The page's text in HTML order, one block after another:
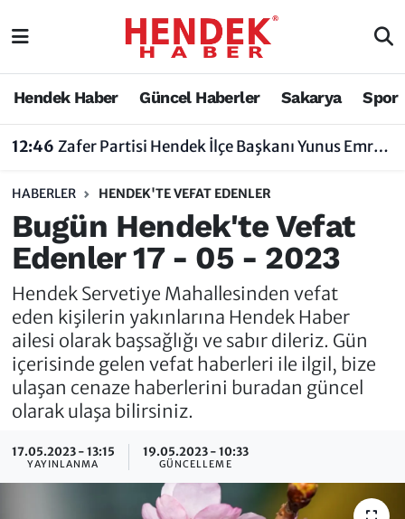
Hendek Haber Güncel Haberler Sakarya Spor
12:46 Zafer Partisi Hendek İlçe Başkanı Yunus Emre Uzun'dan Tartışma Yaratan Açıklamaya Tepki
HABERLER HENDEK'TE VEFAT EDENLER
Bugün Hendek'te Vefat
Edenler 17 - 05 - 2023
Hendek Servetiye Mahallesinden vefat
eden kişilerin yakınlarına Hendek Haber
ailesi olarak başsağlığı ve sabır dileriz. Gün
içerisinde gelen vefat haberleri ile ilgil, bize
ulaşan cenaze haberlerini buradan güncel
olarak ulaşa bilirsiniz.
17.05.2023 - 13:15
YAYINLANMA
19.05.2023 - 10:33
GÜNCELLEME
Hendek Haber
Nöbetçi Eczaneler
Vefat Edenler
Hendek Haber
Hakkında
Hendek Haber Reklam Servisi
Künye
İletişim
Sakarya Nöbetçi Eczaneler
Sakarya Trafik Yoğunluk Haritası
Tüm Manşetler
Son Dakika Haberleri
Haber Arşivi